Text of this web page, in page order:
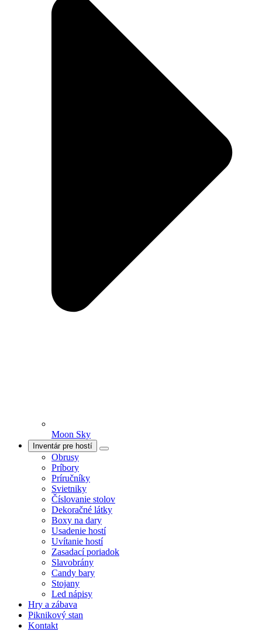
Moon Sky
Inventár pre hostí
Obrusy
Príbory
Príručníky
Svietniky
Číslovanie stolov
Dekoračné látky
Boxy na dary
Usadenie hostí
Uvítanie hostí
Zasadací poriadok
Slavobrány
Candy bary
Stojany
Led nápisy
Hry a zábava
Piknikový stan
Kontakt